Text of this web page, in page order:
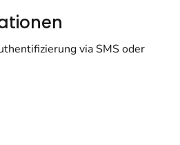
via SMS oder